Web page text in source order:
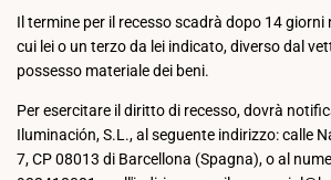
Il termine per il recesso scadrà dopo 14
cui lei o un terzo da lei indicato, diverso dal
possesso materiale dei beni.
Per esercitare il diritto di recesso, dovrà
Iluminación, S.L., al seguente indirizzo: calle
7, CP 08013 di Barcellona (Spagna), o al